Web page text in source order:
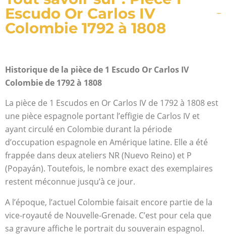
Escudo Or Carlos IV
Colombie 1792 à 1808
Historique de la pièce de 1 Escudo Or Carlos IV
Colombie de 1792 à 1808
La pièce de 1 Escudos en Or Carlos IV de 1792 à 1808 est
une pièce espagnole portant l’effigie de Carlos IV et
ayant circulé en Colombie durant la période
d’occupation espagnole en Amérique latine. Elle a été
frappée dans deux ateliers NR (Nuevo Reino) et P
(Popayán). Toutefois, le nombre exact des exemplaires
restent méconnue jusqu’à ce jour.
A l’époque, l’actuel Colombie faisait encore partie de la
vice-royauté de Nouvelle-Grenade. C’est pour cela que
sa gravure affiche le portrait du souverain espagnol.